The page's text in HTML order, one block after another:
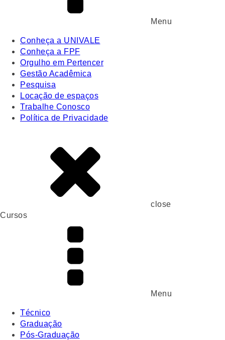
Menu
Conheça a UNIVALE
Conheça a FPF
Orgulho em Pertencer
Gestão Acadêmica
Pesquisa
Locação de espaços
Trabalhe Conosco
Política de Privacidade
close
Cursos
Menu
Técnico
Graduação
Pós-Graduação